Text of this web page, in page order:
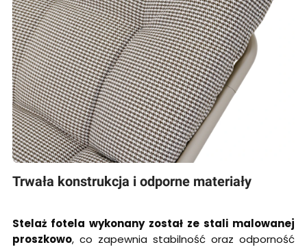
Trwała konstrukcja i odporne materiały
Stelaż fotela wykonany został ze stali malowanej
proszkowo, co zapewnia stabilność oraz odporność